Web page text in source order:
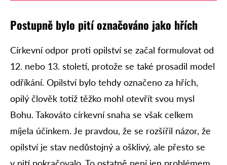
Postupně bylo pití označováno jako hřích
Církevní odpor proti opilství se začal formulovat od
12. nebo 13. století, protože se také prosadil model
odříkání. Opilství bylo tehdy označeno za hřích,
opilý člověk totiž těžko mohl otevřít svou mysl
Bohu. Takováto církevní snaha se však celkem
míjela účinkem. Je pravdou, že se rozšířil názor, že
opilství je stav nedůstojný a ošklivý, ale přesto se